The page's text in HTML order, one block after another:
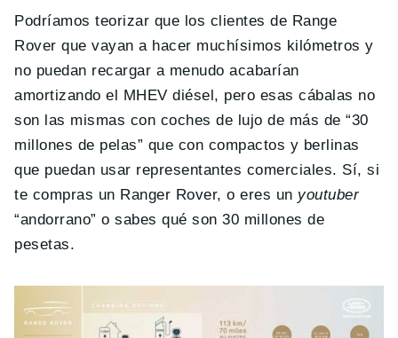
Podríamos teorizar que los clientes de Range
Rover que vayan a hacer muchísimos kilómetros y
no puedan recargar a menudo acabarían
amortizando el MHEV diésel, pero esas cábalas no
son las mismas con coches de lujo de más de “30
millones de pelas” que con compactos y berlinas
que puedan usar representantes comerciales. Sí, si
te compras un Ranger Rover, o eres un youtuber
“andorrano” o sabes qué son 30 millones de
pesetas.